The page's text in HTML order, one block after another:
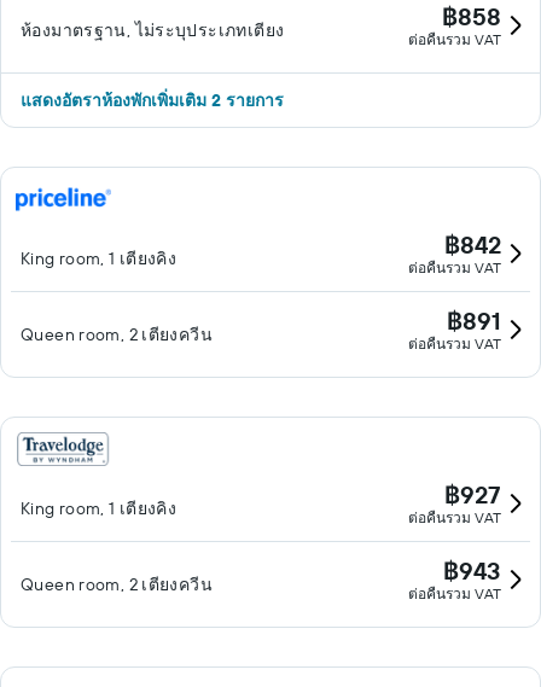
ห้องมาตรฐาน, ไม่ระบุประเภทเตียง ฿858
ต่อคืนรวม VAT
แสดงอัตราห้องพักเพิ่มเติม 2 รายการ
King room, 1 เตียงคิง ฿842
ต่อคืนรวม VAT
Queen room, 2 เตียงควีน ฿891
ต่อคืนรวม VAT
King room, 1 เตียงคิง ฿927
ต่อคืนรวม VAT
Queen room, 2 เตียงควีน ฿943
ต่อคืนรวม VAT